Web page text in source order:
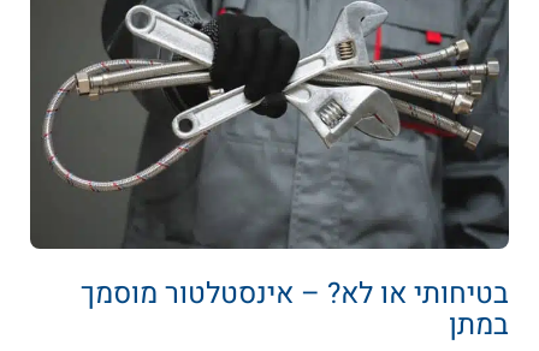
בטיחותי או לא? – אינסטלטור מוסמך
במתן